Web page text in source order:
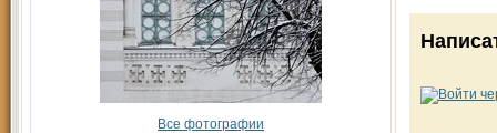
Все фотографии